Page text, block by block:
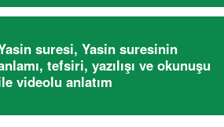
suresi, Yasin suresinin
tefsiri, yazılışı ve okunuşu
videolu anlatım